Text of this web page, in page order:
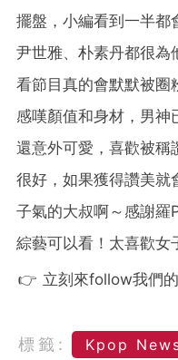
擺盤，小編看到一半
尹世雅、朴素丹都很為
看節目真的會默默被圈
感嘆顏值和身材，男
還意外可愛，喜歡被稱
很好，如果獲得讚美就
子氣的大叔啊～感謝羅
綜藝可以看！太喜歡女
👉 立刻來follow我們
標籤: Kpop